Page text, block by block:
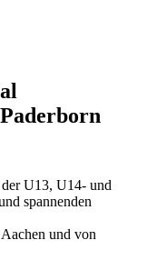
U13, U14- und
spannenden
und von